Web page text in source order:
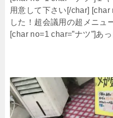
用意して下さい[/char] [char
した！超会議用の超メニュ
[char no=1 char=”ナツ”]あ